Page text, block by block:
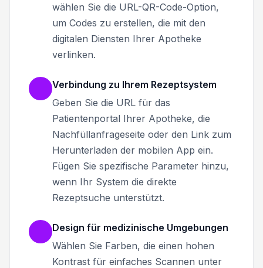
wählen Sie die URL-QR-Code-Option,
um Codes zu erstellen, die mit den
digitalen Diensten Ihrer Apotheke
verlinken.
Verbindung zu Ihrem Rezeptsystem
Geben Sie die URL für das
Patientenportal Ihrer Apotheke, die
Nachfüllanfrageseite oder den Link zum
Herunterladen der mobilen App ein.
Fügen Sie spezifische Parameter hinzu,
wenn Ihr System die direkte
Rezeptsuche unterstützt.
Design für medizinische Umgebungen
Wählen Sie Farben, die einen hohen
Kontrast für einfaches Scannen unter